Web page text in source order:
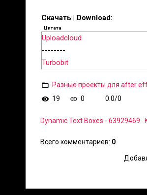
Скачать | Download:
Цитата
Uploadcloud
--------
Turbobit
Разные проекты для after
19
0 0.0/0
Dynamic Text Boxes - 63929469
Всего комментариев: 0